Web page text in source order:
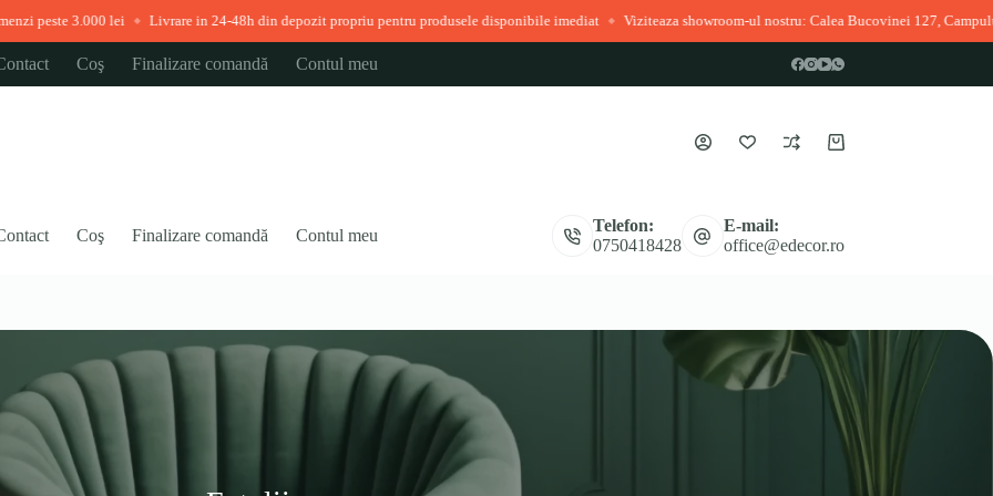
3.000 lei ◆ Livrare in 24-48h din depozit propriu pentru produsele disponibile imediat ◆ Viziteaza showroom-ul nostru: Calea Bucovinei 127, Campulung
Coş Finalizare comandă Contul meu
Coș
Coş Finalizare comandă Contul meu
Telefon:
0750418428
E-mail:
office@edecor.ro